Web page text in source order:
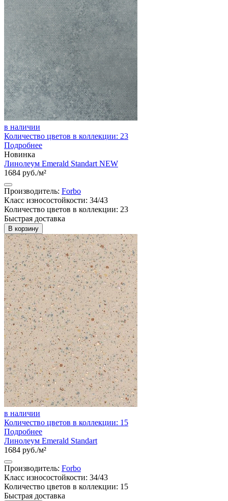
в наличии
Количество цветов в коллекции: 23
Подробнее
Новинка
Линолеум Emerald Standart NEW
1684 руб./м²
Производитель: Forbo
Класс износостойкости: 34/43
Количество цветов в коллекции: 23
Быстрая доставка
В корзину
в наличии
Количество цветов в коллекции: 15
Подробнее
Линолеум Emerald Standart
1684 руб./м²
Производитель: Forbo
Класс износостойкости: 34/43
Количество цветов в коллекции: 15
Быстрая доставка